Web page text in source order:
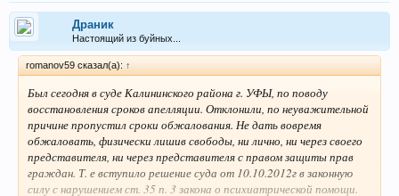
Драник
Настоящий из буйных...
romanov59 сказал(а): ↑
Был сегодня в суде Калининского района г. УФЫ, по поводу
восстановления сроков апелляции. Отклонили, по неуважительной
причине пропустил сроки обжалования. Не дать вовремя
обжаловать, физически лишив свободы, ни лично, ни через своего
представителя, ни через представителя с правом защиты прав
граждан. Т. е вступило решение суда от 10.10.2012г в законную
силу с нарушением ст. 35 п. 3 закона о психиатрической помощи.